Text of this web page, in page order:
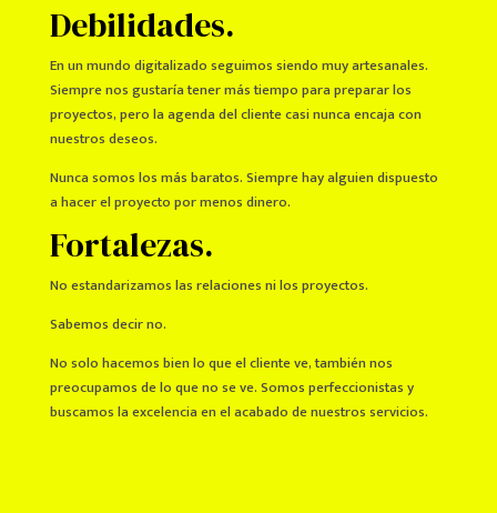
Debilidades.
En un mundo digitalizado seguimos siendo muy artesanales.
Siempre nos gustaría tener más tiempo para preparar los
proyectos, pero la agenda del cliente casi nunca encaja con
nuestros deseos.
Nunca somos los más baratos. Siempre hay alguien dispuesto
a hacer el proyecto por menos dinero.
Fortalezas.
No estandarizamos las relaciones ni los proyectos.
Sabemos decir no.
No solo hacemos bien lo que el cliente ve, también nos
preocupamos de lo que no se ve. Somos perfeccionistas y
buscamos la excelencia en el acabado de nuestros servicios.